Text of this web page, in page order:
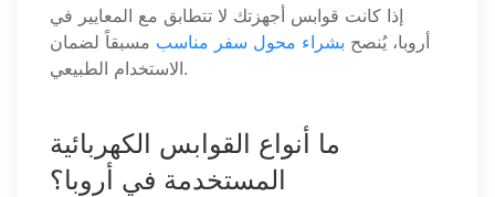
إذا كانت قوابس أجهزتك لا تتطابق مع المعايير في
أروبا، يُنصح بشراء محول سفر مناسب مسبقاً لضمان
الاستخدام الطبيعي.
ما أنواع القوابس الكهربائية
المستخدمة في أروبا؟